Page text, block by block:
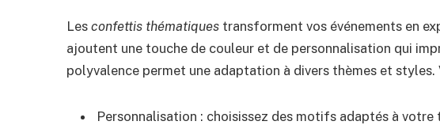
Lesconfettis thématiques transforment vos événements en
ajoutent une touche de couleur et de personnalisation qui
polyvalence permet une adaptation à divers thèmes et styles.
Personnalisation : choisissez des motifs adaptés à votre